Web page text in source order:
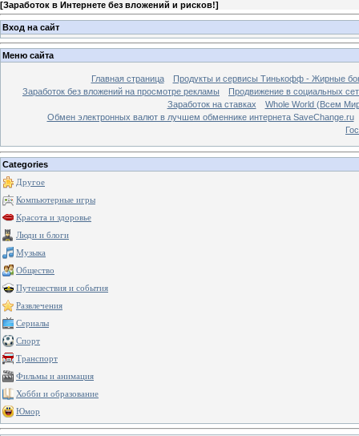
[Заработок в Интернете без вложений и рисков!]
Вход на сайт
Меню сайта
Главная страница
Продукты и сервисы Тинькофф - Жирные
Заработок без вложений на просмотре рекламы
Продвижение в социальных
Заработок на ставках
Whole World (Всем
Обмен электронных валют в лучшем обменнике интернета SaveChange.ru
Categories
Другое
Компьютерные игры
Красота и здоровье
Люди и блоги
Музыка
Общество
Путешествия и события
Развлечения
Сериалы
Спорт
Транспорт
Фильмы и анимация
Хобби и образование
Юмор